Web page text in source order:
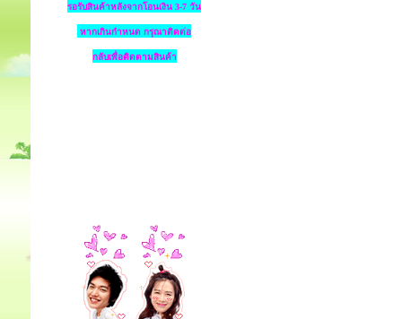
รอรับสินค้าหลังจากโอนเงิน 3-7 วัน
หากเกินกำหนด กรุณาติดต่อ
กลับเพื่อติดตามสินค้า